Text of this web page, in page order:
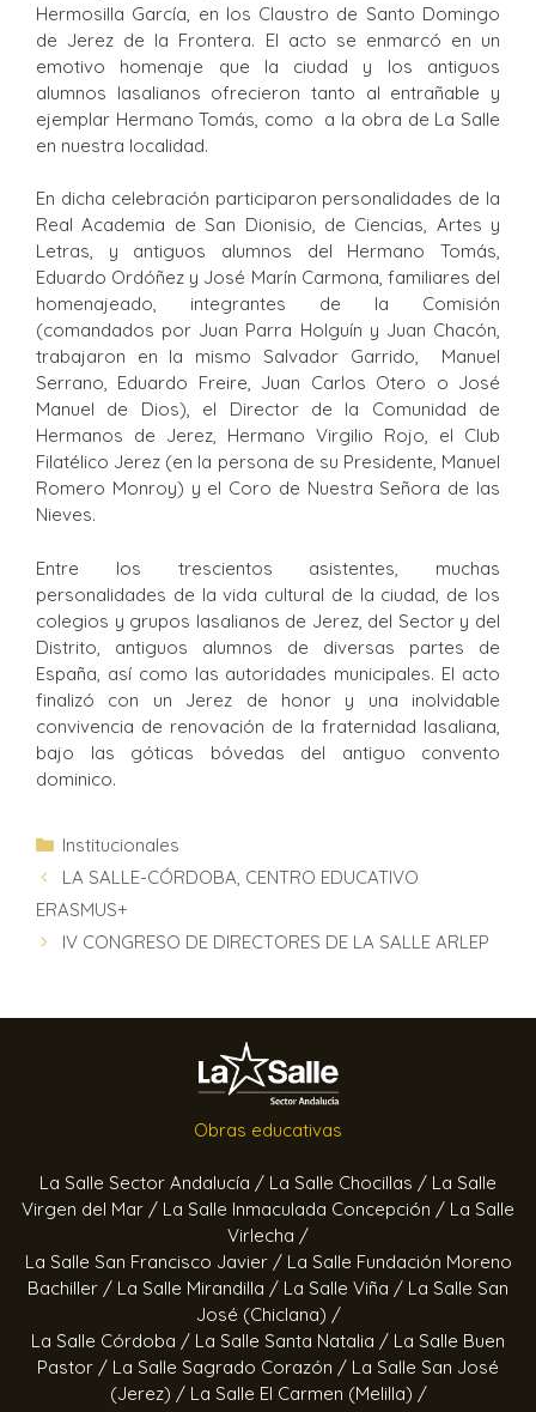
Hermosilla García, en los Claustro de Santo Domingo
de Jerez de la Frontera. El acto se enmarcó en un
emotivo homenaje que la ciudad y los antiguos
alumnos lasalianos ofrecieron tanto al entrañable y
ejemplar Hermano Tomás, como a la obra de La Salle
en nuestra localidad.
En dicha celebración participaron personalidades de la
Real Academia de San Dionisio, de Ciencias, Artes y
Letras, y antiguos alumnos del Hermano Tomás,
Eduardo Ordóñez y José Marín Carmona, familiares del
homenajeado, integrantes de la Comisión
(comandados por Juan Parra Holguín y Juan Chacón,
trabajaron en la mismo Salvador Garrido, Manuel
Serrano, Eduardo Freire, Juan Carlos Otero o José
Manuel de Dios), el Director de la Comunidad de
Hermanos de Jerez, Hermano Virgilio Rojo, el Club
Filatélico Jerez (en la persona de su Presidente, Manuel
Romero Monroy) y el Coro de Nuestra Señora de las
Nieves.
Entre los trescientos asistentes, muchas
personalidades de la vida cultural de la ciudad, de los
colegios y grupos lasalianos de Jerez, del Sector y del
Distrito, antiguos alumnos de diversas partes de
España, así como las autoridades municipales. El acto
finalizó con un Jerez de honor y una inolvidable
convivencia de renovación de la fraternidad lasaliana,
bajo las góticas bóvedas del antiguo convento
dominico.
Institucionales
LA SALLE-CÓRDOBA, CENTRO EDUCATIVO
ERASMUS+
IV CONGRESO DE DIRECTORES DE LA SALLE ARLEP
Obras educativas
La Salle Sector Andalucía / La Salle Chocillas / La Salle
Virgen del Mar / La Salle Inmaculada Concepción / La Salle
Virlecha /
La Salle San Francisco Javier / La Salle Fundación Moreno
Bachiller / La Salle Mirandilla / La Salle Viña / La Salle San
José (Chiclana) /
La Salle Córdoba / La Salle Santa Natalia / La Salle Buen
Pastor / La Salle Sagrado Corazón / La Salle San José
(Jerez) / La Salle El Carmen (Melilla) /